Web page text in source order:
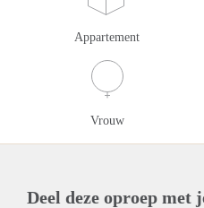
Appartement
Vrouw
Deel deze oproep met